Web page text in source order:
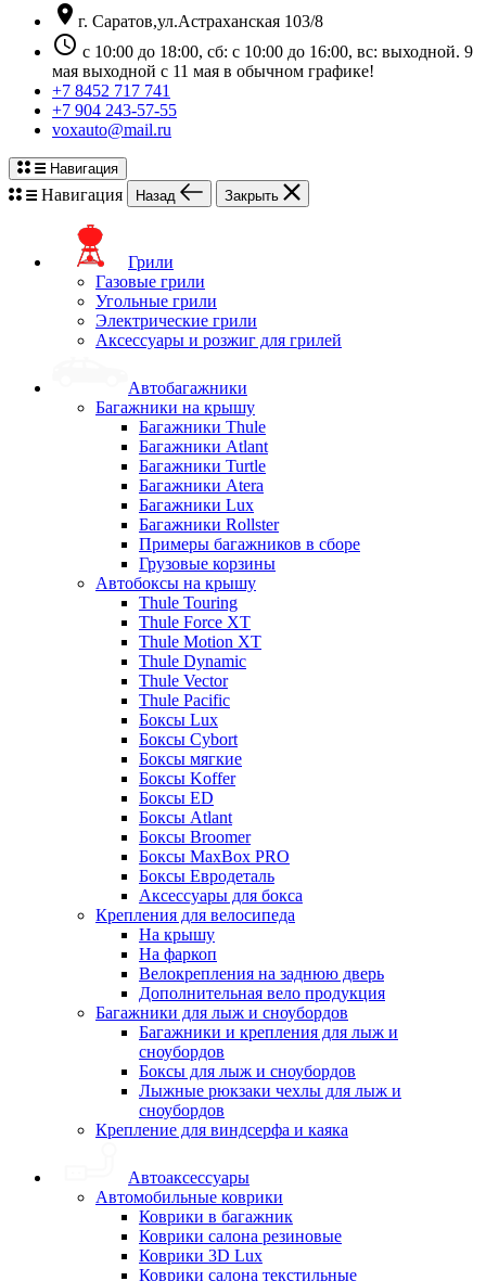
location_on г. Саратов,ул.Астраханская 103/8
schedule с 10:00 до 18:00, сб: с 10:00 до 16:00, вс: выходной. 9
мая выходной с 11 мая в обычном графике!
+7 8452 717 741
+7 904 243-57-55
voxauto@mail.ru
Навигация
Навигация Назад Закрыть
Грили
Газовые грили
Угольные грили
Электрические грили
Аксессуары и розжиг для грилей
Автобагажники
Багажники на крышу
Багажники Thule
Багажники Atlant
Багажники Turtle
Багажники Atera
Багажники Lux
Багажники Rollster
Примеры багажников в сборе
Грузовые корзины
Автобоксы на крышу
Thule Touring
Thule Force XT
Thule Motion XT
Thule Dynamic
Thule Vector
Thule Pacific
Боксы Lux
Боксы Cybort
Боксы мягкие
Боксы Koffer
Боксы ED
Боксы Atlant
Боксы Broomer
Боксы MaxBox PRO
Боксы Евродеталь
Аксессуары для бокса
Крепления для велосипеда
На крышу
На фаркоп
Велокрепления на заднюю дверь
Дополнительная вело продукция
Багажники для лыж и сноубордов
Багажники и крепления для лыж и
сноубордов
Боксы для лыж и сноубордов
Лыжные рюкзаки чехлы для лыж и
сноубордов
Крепление для виндсерфа и каяка
Автоаксессуары
Автомобильные коврики
Коврики в багажник
Коврики салона резиновые
Коврики 3D Lux
Коврики салона текстильные